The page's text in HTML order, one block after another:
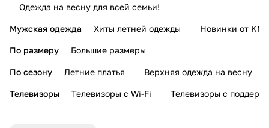
Одежда на весну для всей семьи!
Мужская одежда Хиты летней одежды Новинки от KMI
По размеру Большие размеры
По сезону Летние платья Верхняя одежда на весну
Телевизоры Телевизоры с Wi-Fi Телевизоры с